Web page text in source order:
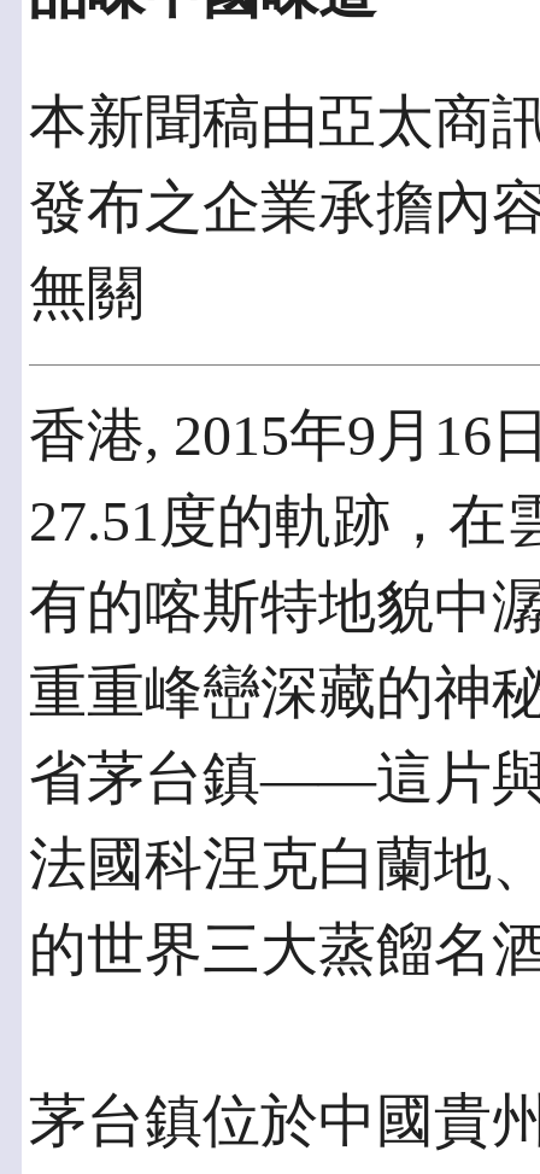
本新聞稿由亞太商
發布之企業承擔內
無關
香港, 2015年9月16
27.51度的軌跡，在
有的喀斯特地貌中
重重峰巒深藏的神
省茅台鎮——這片
法國科涅克白蘭地
的世界三大蒸餾名
茅台鎮位於中國貴